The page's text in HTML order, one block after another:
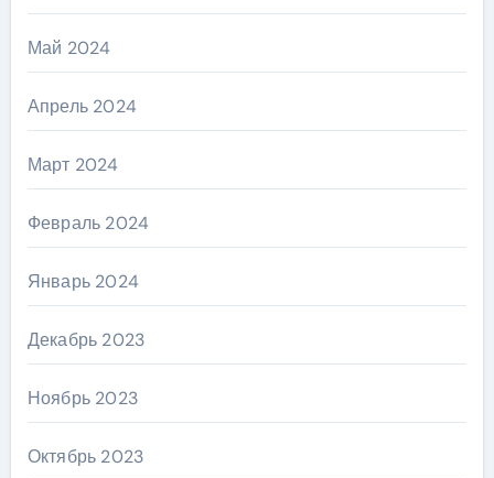
Май 2024
Апрель 2024
Март 2024
Февраль 2024
Январь 2024
Декабрь 2023
Ноябрь 2023
Октябрь 2023